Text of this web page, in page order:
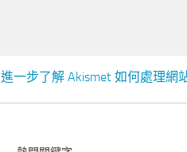
進一步了解 Akismet 如何處理網